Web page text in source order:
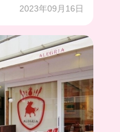
2023年09月16日